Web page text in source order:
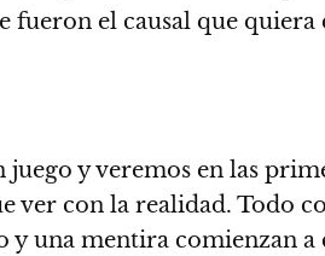
fueron el causal que
y veremos en las
ver con la realidad. Todo
y una mentira comienzan